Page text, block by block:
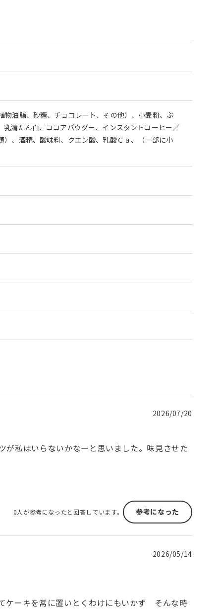
油脂、砂糖、チョコレート、その他）、小麦粉、ぶ
清たん白、ココアパウダー、インスタントコーヒー／
、酒精、酸味料、クエン酸、乳酸Ｃａ、（一部に小
2026/07/20
が私はいらないかなーと思いました。味見させた
0人が参考になったと回答しています。 参考になった
2026/05/14
ケーキを常に置いとくわけにもいかず そんな時